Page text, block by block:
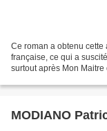
Ce roman a obtenu
française, ce qui a
surtout après Mon Maitre
MODIANO